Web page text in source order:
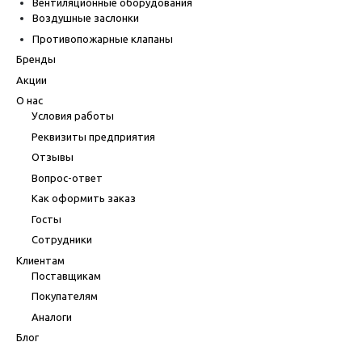
Вентиляционные оборудования
Воздушные заслонки
Противопожарные клапаны
Бренды
Акции
О нас
Условия работы
Реквизиты предприятия
Отзывы
Вопрос-ответ
Как оформить заказ
Госты
Сотрудники
Клиентам
Поставщикам
Покупателям
Аналоги
Блог